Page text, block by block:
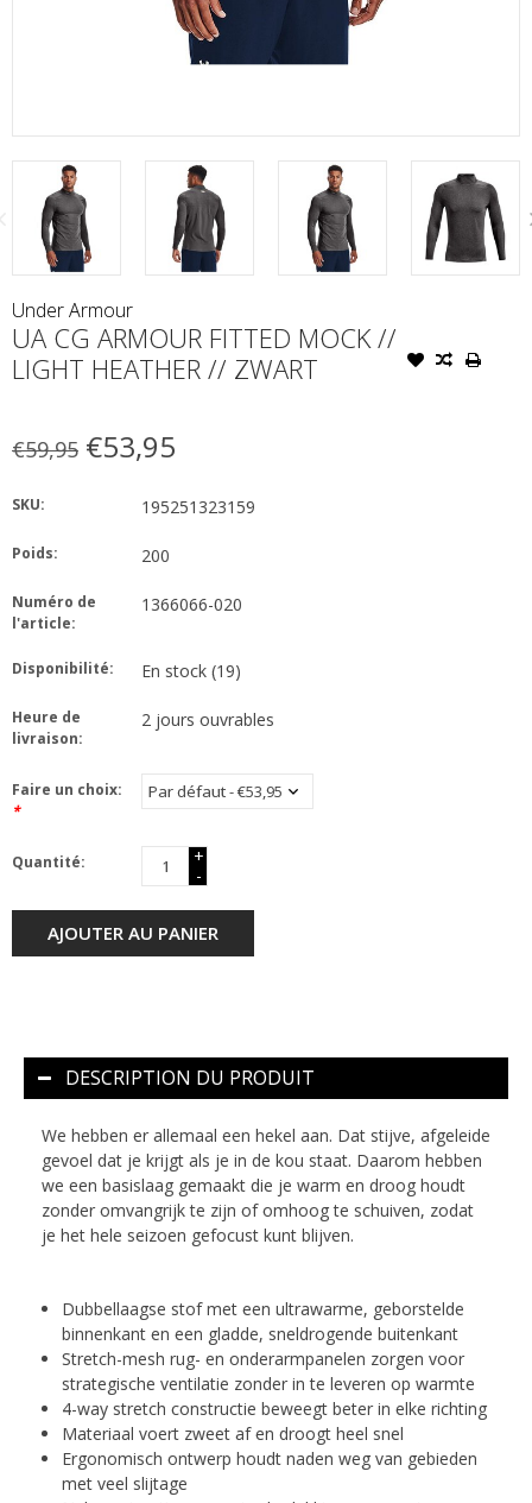
Under Armour
UA CG ARMOUR FITTED MOCK //
LIGHT HEATHER // ZWART
€59,95 €53,95
SKU: 195251323159
Poids: 200
Numéro de
l'article:
1366066-020
Disponibilité: En stock (19)
Heure de
livraison:
2 jours ouvrables
Faire un choix:
*
Quantité:
+
-
AJOUTER AU PANIER
DESCRIPTION DU PRODUIT
We hebben er allemaal een hekel aan. Dat stijve, afgeleide
gevoel dat je krijgt als je in de kou staat. Daarom hebben
we een basislaag gemaakt die je warm en droog houdt
zonder omvangrijk te zijn of omhoog te schuiven, zodat
je het hele seizoen gefocust kunt blijven.
Dubbellaagse stof met een ultrawarme, geborstelde
binnenkant en een gladde, sneldrogende buitenkant
Stretch-mesh rug- en onderarmpanelen zorgen voor
strategische ventilatie zonder in te leveren op warmte
4-way stretch constructie beweegt beter in elke richting
Materiaal voert zweet af en droogt heel snel
Ergonomisch ontwerp houdt naden weg van gebieden
met veel slijtage